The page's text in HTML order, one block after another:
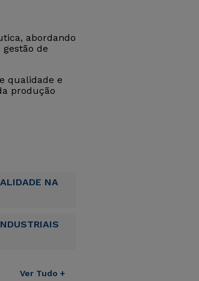
abordando
de
qualidade e
produção
NA
Ver Tudo +